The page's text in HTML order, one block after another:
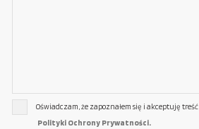
Oświadczam, że zapoznałem się i akceptuję treść
Polityki Ochrony Prywatności.